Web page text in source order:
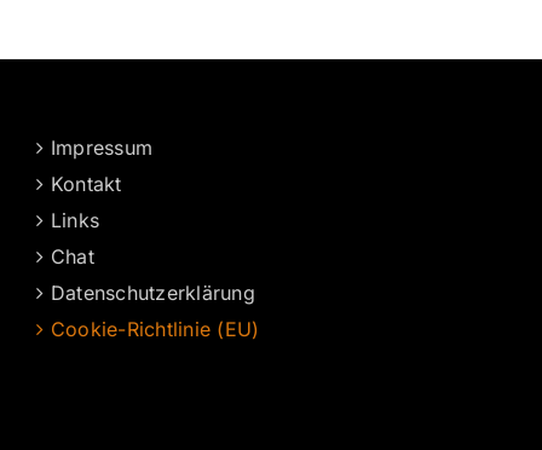
Impressum
Kontakt
Links
Chat
Datenschutzerklärung
Cookie-Richtlinie (EU)